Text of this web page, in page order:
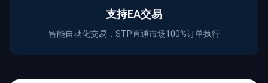
支持EA交易
智能自动化交易，STP直通市场100%订单执行